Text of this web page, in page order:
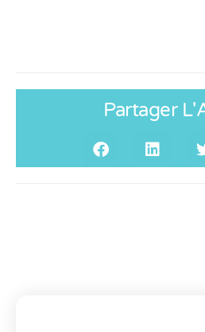
Partager